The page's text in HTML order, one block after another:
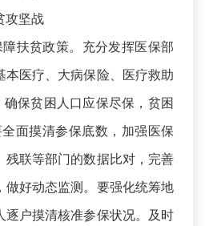
攻坚战
障扶贫政策。充分发挥医保部
本医疗、大病保险、医疗救助
确保贫困人口应保尽保，贫困
面摸清参保底数，加强医保
残联等部门的数据比对，完善
做好动态监测。要强化统筹地
逐户摸清核准参保状况。及时